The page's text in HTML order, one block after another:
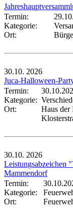
Termin:
Kategorie:
Ort:
30.10. 2026
Juca-Halloween-
Termin:
Kategorie:
Ort:
Haus der
30.10. 2026
Leistungsabzeichen
Mammendorf
Termin:
Kategorie:
Ort: